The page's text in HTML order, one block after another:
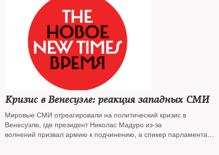
Кризис в Венесуэле: реакция западных СМИ
Мировые СМИ отреагировали на политический кризис в
Венесуэле, где президент Николас Мадуро из-за
волнений призвал армию к подчинению, а спикер парламента